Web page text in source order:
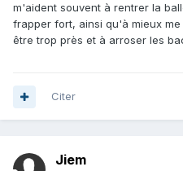
m'aident souvent à rentrer la
frapper fort, ainsi qu'à mieux
être trop près et à arroser les
Citer
Jiem